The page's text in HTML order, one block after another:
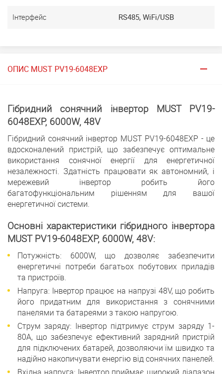
Інтерфейс RS485, WiFi/USB
ОПИС MUST PV19-6048EXP
Гібридний сонячний інвертор MUST PV19-
6048EXP, 6000W, 48V
Гібридний сонячний інвертор MUST PV19-6048EXP - це
вдосконалений пристрій, що забезпечує оптимальне
використання сонячної енергії для енергетичної
незалежності. Здатність працювати як автономний, і
мережевий інвертор робить його
багатофункціональним рішенням для вашої
енергетичної системи.
Основні характеристики гібридного інвертора
MUST PV19-6048EXP, 6000W, 48V:
Потужність: 6000W, що дозволяє забезпечити
енергетичні потреби багатьох побутових приладів
та пристроїв.
Напруга: Інвертор працює на напрузі 48V, що робить
його придатним для використання з сонячними
панелями та батареями з такою напругою.
Струм заряду: Інвертор підтримує струм заряду 1-
80A, що забезпечує ефективний зарядний пристрій
для підключених батарей, дозволяючи їм швидко та
надійно накопичувати енергію від сонячних панелей.